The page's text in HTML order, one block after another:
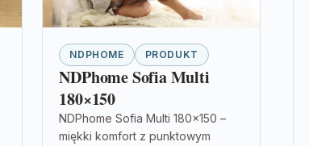
NDPHOME PRODUKT
NDPhome Sofia Multi
180×150
NDPhome Sofia Multi 180×150 –
miękki komfort z punktowym